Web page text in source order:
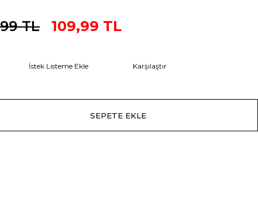
TL 109,99 TL
İstek Listeme Ekle
Karşılaştır